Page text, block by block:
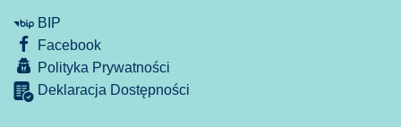
BIP
Facebook
Polityka Prywatności
Deklaracja Dostępności